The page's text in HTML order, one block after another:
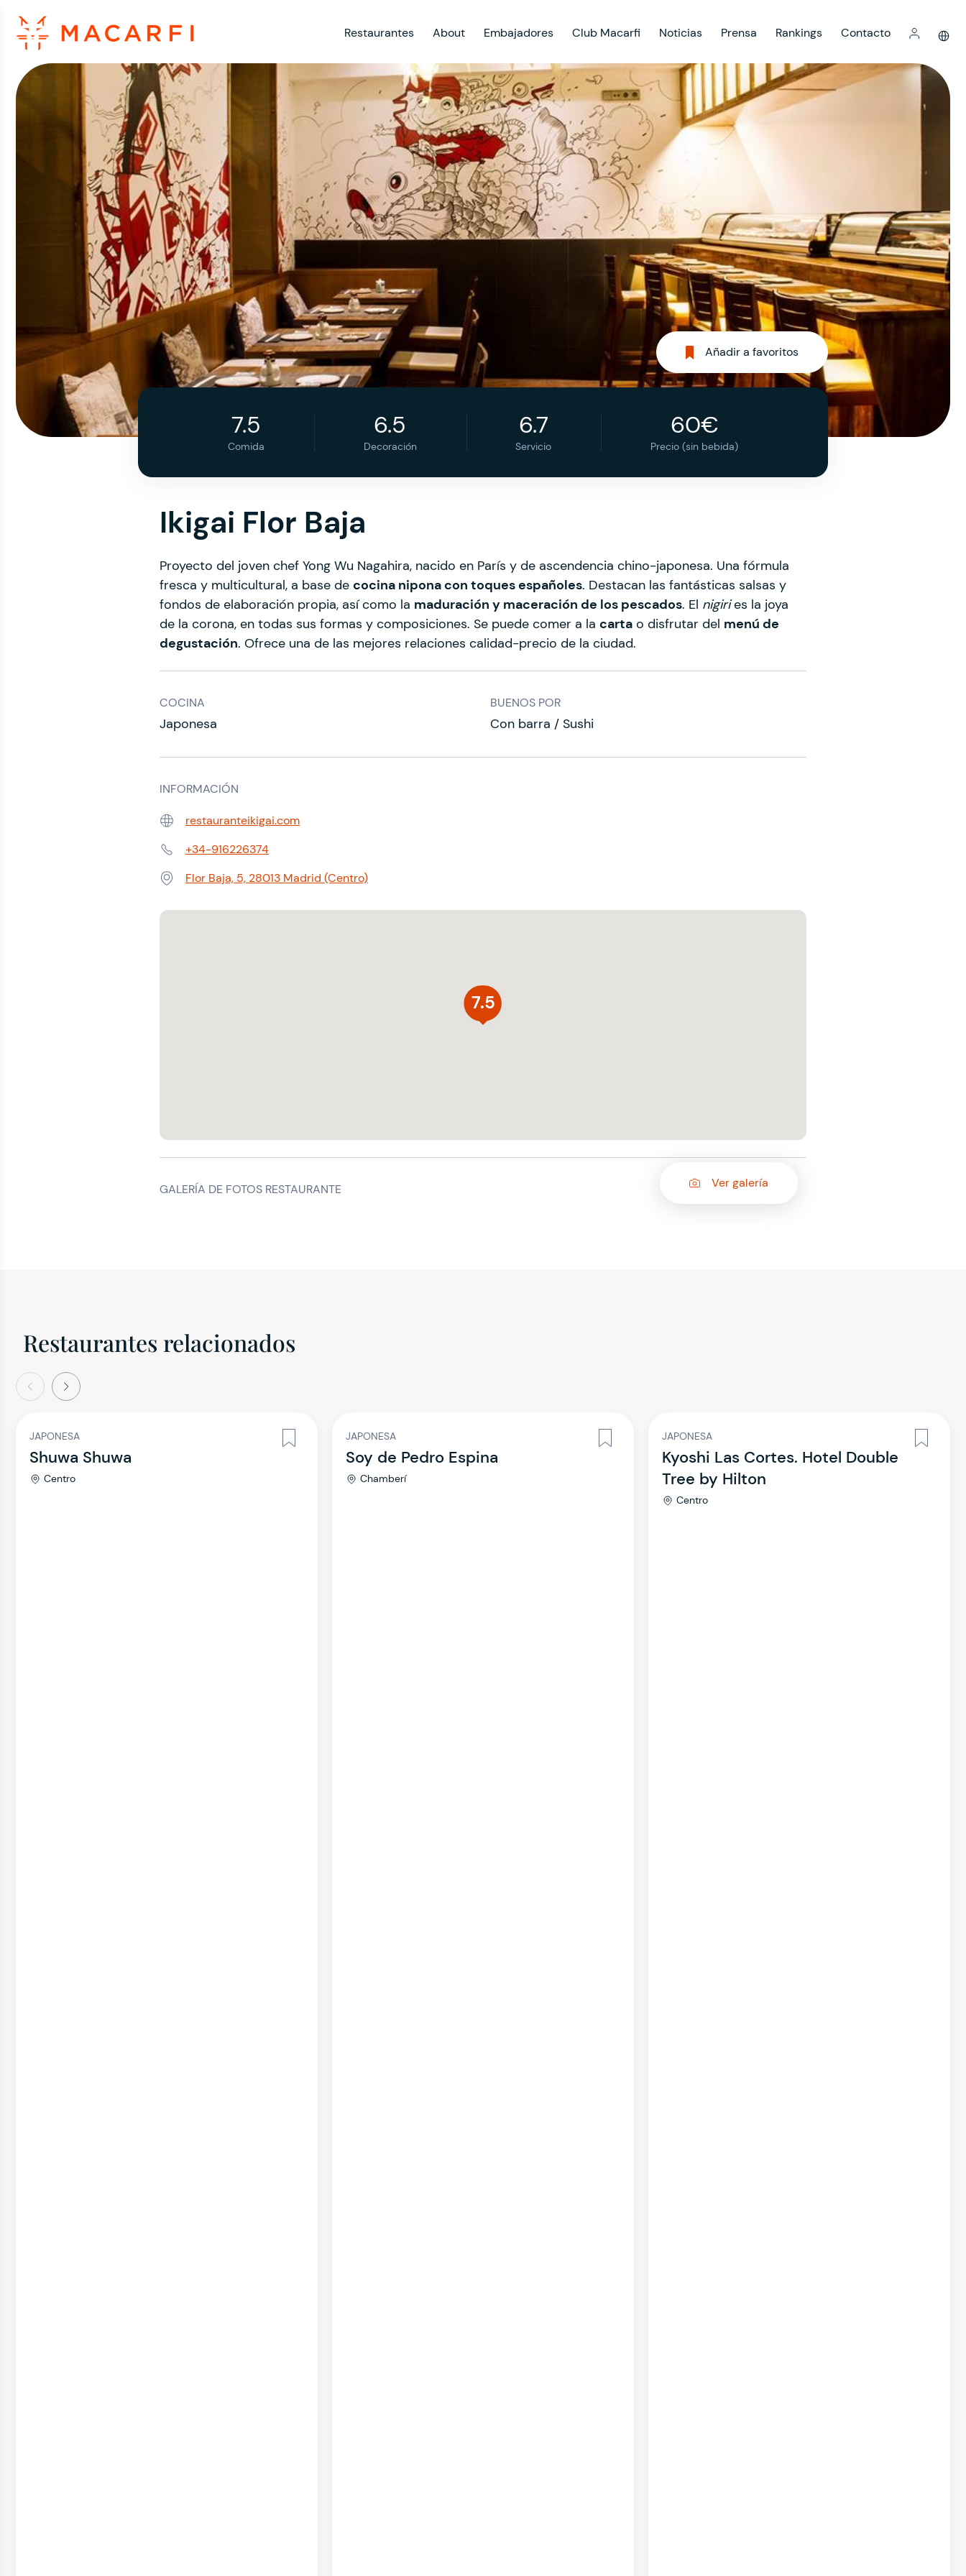
Restaurantes About Embajadores Club Macarfi Noticias Prensa Rankings Contacto
Añadir a favoritos
7.5
Comida
6.5
Decoración
6.7
Servicio
60€
Precio (sin bebida)
Ikigai Flor Baja
Proyecto del joven chef Yong Wu Nagahira, nacido en París y de ascendencia chino-japonesa. Una fórmula
fresca y multicultural, a base de cocina nipona con toques españoles. Destacan las fantásticas salsas y
fondos de elaboración propia, así como la maduración y maceración de los pescados. El nigiries la joya
de la corona, en todas sus formas y composiciones. Se puede comer a la carta o disfrutar del menú de
degustación. Ofrece una de las mejores relaciones calidad-precio de la ciudad.
COCINA
Japonesa
BUENOS POR
Con barra / Sushi
INFORMACIÓN
Web: restauranteikigai.com
Teléfono:+34-916226374
Dirección:Flor Baja, 5, 28013 Madrid (Centro)
7.5
GALERÍA DE FOTOS RESTAURANTE Ver galería
Restaurantes relacionados
Siguiente
JAPONESA
Shuwa Shuwa
Centro
JAPONESA
Soy de Pedro Espina
Chamberí
JAPONESA
Kyoshi Las Cortes. Hotel Double
Tree by Hilton
Centro